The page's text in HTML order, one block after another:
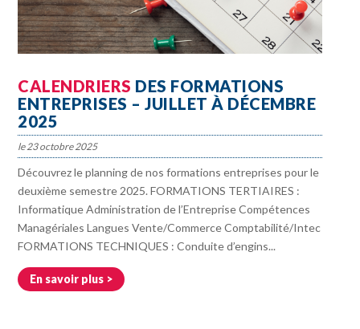
CALENDRIERS DES FORMATIONS
ENTREPRISES – JUILLET À DÉCEMBRE
2025
23 octobre 2025
Découvrez le planning de nos formations entreprises pour le
deuxième semestre 2025. FORMATIONS TERTIAIRES :
Informatique Administration de l’Entreprise Compétences
Managériales Langues Vente/Commerce Comptabilité/Intec
FORMATIONS TECHNIQUES : Conduite d’engins...
En savoir plus